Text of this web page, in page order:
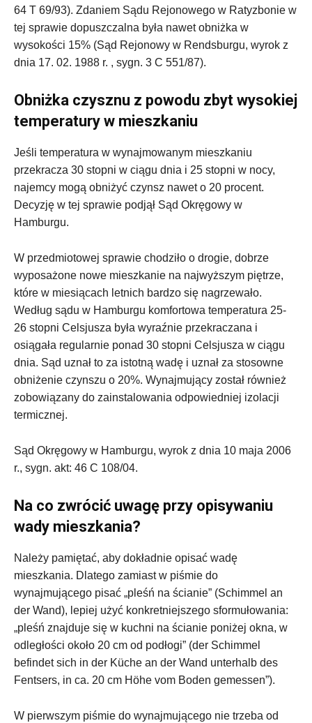
64 T 69/93). Zdaniem Sądu Rejonowego w Ratyzbonie w
tej sprawie dopuszczalna była nawet obniżka w
wysokości 15% (Sąd Rejonowy w Rendsburgu, wyrok z
dnia 17. 02. 1988 r. , sygn. 3 C 551/87).
Obniżka czysznu z powodu zbyt wysokiej
temperatury w mieszkaniu
Jeśli temperatura w wynajmowanym mieszkaniu
przekracza 30 stopni w ciągu dnia i 25 stopni w nocy,
najemcy mogą obniżyć czynsz nawet o 20 procent.
Decyzję w tej sprawie podjął Sąd Okręgowy w
Hamburgu.
W przedmiotowej sprawie chodziło o drogie, dobrze
wyposażone nowe mieszkanie na najwyższym piętrze,
które w miesiącach letnich bardzo się nagrzewało.
Według sądu w Hamburgu komfortowa temperatura 25-
26 stopni Celsjusza była wyraźnie przekraczana i
osiągała regularnie ponad 30 stopni Celsjusza w ciągu
dnia. Sąd uznał to za istotną wadę i uznał za stosowne
obniżenie czynszu o 20%. Wynajmujący został również
zobowiązany do zainstalowania odpowiedniej izolacji
termicznej.
Sąd Okręgowy w Hamburgu, wyrok z dnia 10 maja 2006
r., sygn. akt: 46 C 108/04.
Na co zwrócić uwagę przy opisywaniu
wady mieszkania?
Należy pamiętać, aby dokładnie opisać wadę
mieszkania. Dlatego zamiast w piśmie do
wynajmującego pisać „pleśń na ścianie” (Schimmel an
der Wand), lepiej użyć konkretniejszego sformułowania:
„pleśń znajduje się w kuchni na ścianie poniżej okna, w
odległości około 20 cm od podłogi” (der Schimmel
befindet sich in der Küche an der Wand unterhalb des
Fentsers, in ca. 20 cm Höhe vom Boden gemessen”).
W pierwszym piśmie do wynajmującego nie trzeba od